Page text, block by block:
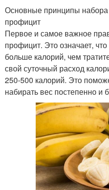
Основные принципы
профицит
Первое и самое важное
профицит. Это означает,
больше калорий, чем
свой суточный расход
250-500 калорий. Это
набирать вес постепенно и